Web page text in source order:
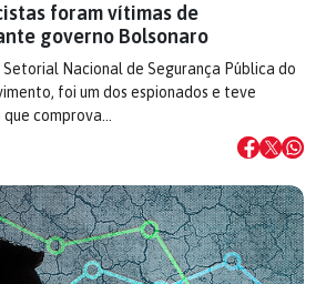
foram vítimas de
governo Bolsonaro
Nacional de Segurança Pública do
foi um dos espionados e teve
comprova…